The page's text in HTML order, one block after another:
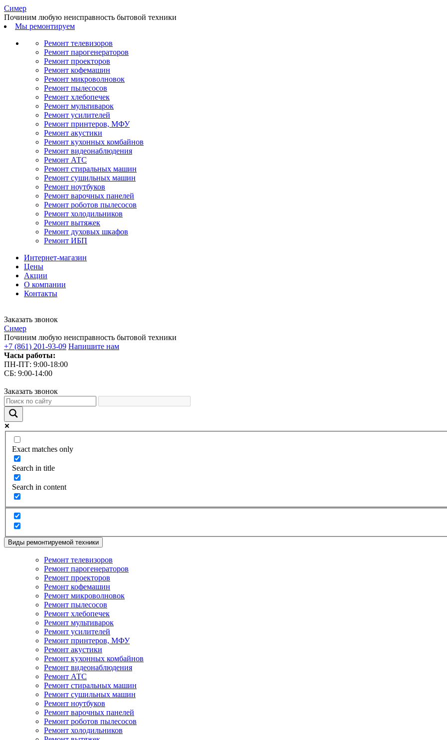
Симер
Починим любую неисправность бытовой техники
Мы ремонтируем
Ремонт телевизоров
Ремонт парогенераторов
Ремонт проекторов
Ремонт кофемашин
Ремонт микроволновок
Ремонт пылесосов
Ремонт хлебопечек
Ремонт мультиварок
Ремонт усилителей
Ремонт принтеров, МФУ
Ремонт акустики
Ремонт кухонных комбайнов
Ремонт видеонаблюдения
Ремонт АТС
Ремонт стиральных машин
Ремонт сушильных машин
Ремонт ноутбуков
Ремонт варочных панелей
Ремонт роботов пылесосов
Ремонт холодильников
Ремонт вытяжек
Ремонт духовых шкафов
Ремонт ИБП
Интернет-магазин
Цены
Акции
О компании
Контакты
Заказать звонок
Симер
Починим любую неисправность бытовой техники
+7 (861) 201-93-09 Напишите нам
Часы работы:
ПН-ПТ: 9:00-18:00
СБ: 9:00-14:00
Заказать звонок
Exact matches only
Search in title
Search in content
Виды ремонтируемой техники
Ремонт телевизоров
Ремонт парогенераторов
Ремонт проекторов
Ремонт кофемашин
Ремонт микроволновок
Ремонт пылесосов
Ремонт хлебопечек
Ремонт мультиварок
Ремонт усилителей
Ремонт принтеров, МФУ
Ремонт акустики
Ремонт кухонных комбайнов
Ремонт видеонаблюдения
Ремонт АТС
Ремонт стиральных машин
Ремонт сушильных машин
Ремонт ноутбуков
Ремонт варочных панелей
Ремонт роботов пылесосов
Ремонт холодильников